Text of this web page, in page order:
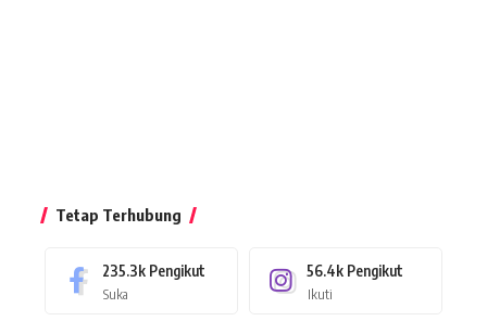
Tetap Terhubung
235.3k Pengikut
Suka
56.4k Pengikut
Ikuti